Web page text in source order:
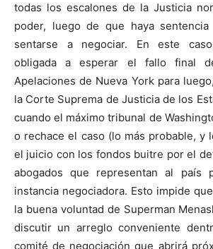
todas los escalones de la Justicia
poder, luego de que haya
sentarse a negociar. En este
obligada a esperar el fallo final
Apelaciones de Nueva York para
la Corte Suprema de Justicia de los
cuando el máximo tribunal de
o rechace el caso (lo más probable, y
el juicio con los fondos buitre por el
abogados que representan al país
instancia negociadora. Esto impide
la buena voluntad de Superman
discutir un arreglo conveniente
comité de negociación que abrirá